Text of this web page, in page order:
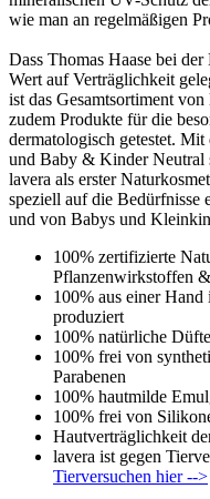
wie man an regelmäßigen
Dass Thomas Haase bei
Wert auf Verträglichkeit
ist das Gesamtsortiment
zudem Produkte für die
dermatologisch getestet.
und Baby & Kinder Neutral
lavera als erster
speziell auf die Bedürfnisse
und von Babys und
100% zertifizierte
Pflanzenwirkstoffen
100% aus einer
produziert
100% natürliche
100% frei von
Parabenen
100% hautmilde
100% frei von
Hautverträglichkeit
lavera ist gegen
Tierversuchen hier -->